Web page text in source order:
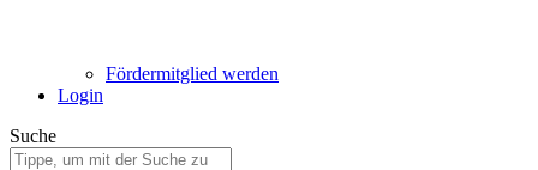
Fördermitglied werden
Login
Suche